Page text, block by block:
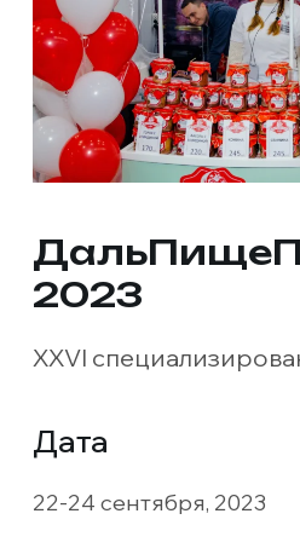
2023
XXVI
Дата
22-24 сентября, 2023